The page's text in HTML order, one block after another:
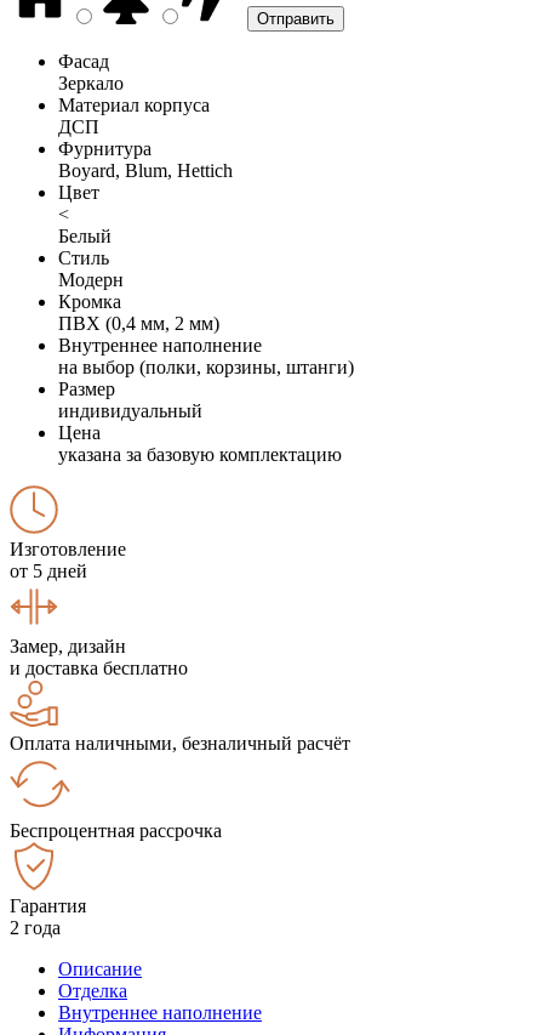
Фасад
Зеркало
Материал корпуса
ДСП
Фурнитура
Boyard, Blum, Hettich
Цвет
<
Белый
Стиль
Модерн
Кромка
ПВХ (0,4 мм, 2 мм)
Внутреннее наполнение
на выбор (полки, корзины, штанги)
Размер
индивидуальный
Цена
указана за базовую комплектацию
Изготовление
от 5 дней
Замер, дизайн
и доставка бесплатно
Оплата наличными, безналичный расчёт
Беспроцентная рассрочка
Гарантия
2 года
Описание
Отделка
Внутреннее наполнение